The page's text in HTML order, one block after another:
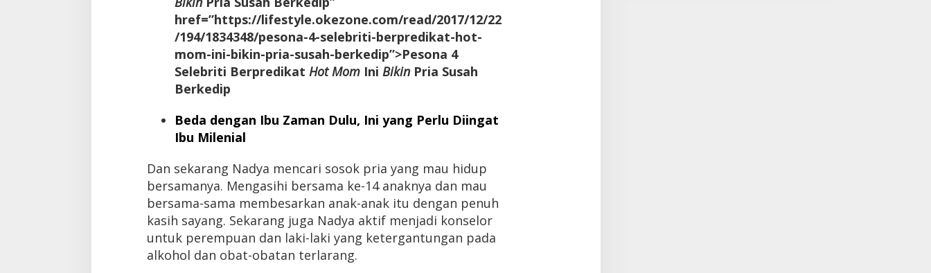
href=”https://lifestyle.okezone.com/read/2017/12/22
/194/1834348/pesona-4-selebriti-berpredikat-hot-
mom-ini-bikin-pria-susah-berkedip”>Pesona 4
Selebriti Berpredikat Hot MomIni BikinPria Susah
Berkedip
Beda dengan Ibu Zaman Dulu, Ini yang Perlu Diingat
Ibu Milenial
Dan sekarang Nadya mencari sosok pria yang mau hidup
bersamanya. Mengasihi bersama ke-14 anaknya dan mau
bersama-sama membesarkan anak-anak itu dengan penuh
kasih sayang. Sekarang juga Nadya aktif menjadi konselor
untuk perempuan dan laki-laki yang ketergantungan pada
alkohol dan obat-obatan terlarang.